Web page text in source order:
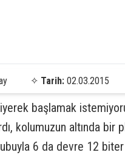
✧ Tarih: 02.03.2015
başlamak
kolumuzun altında
6 da devre 12 biter